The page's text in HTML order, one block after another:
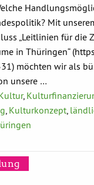
Mit
„Leitlinien für die
in Thüringen“
möchten wir als
unsere …
,
, Kulturkonzept,